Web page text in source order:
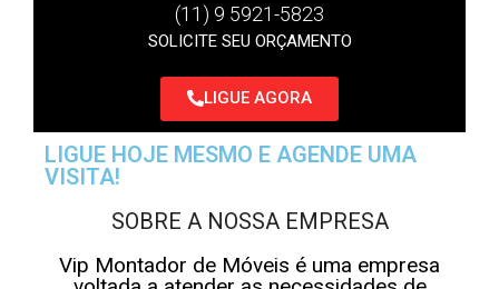
(11) 9 5921-5823
SOLICITE SEU ORÇAMENTO
LIGUE AGORA
LIGUE HOJE MESMO E AGENDE UMA
VISITA!
SOBRE A NOSSA EMPRESA
Vip Montador de Móveis é uma empresa